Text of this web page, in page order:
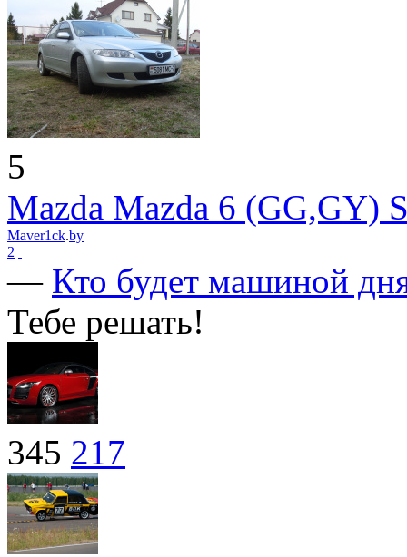
5
Mazda Mazda 6 (GG,GY)
Maver1ck.by
2
— Кто будет машиной
Тебе решать!
345 217